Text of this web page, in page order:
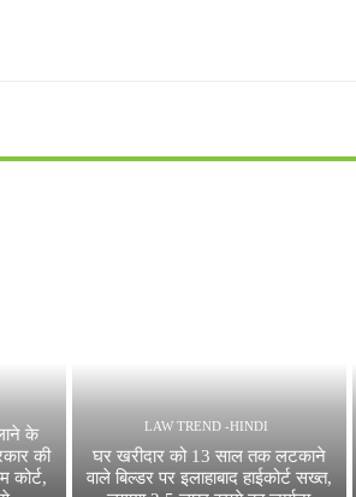
के
की
कोर्ट,
LAW TREND -HINDI
घर खरीदार को 13 साल तक लटकाने
वाले बिल्डर पर इलाहाबाद हाईकोर्ट सख्त,